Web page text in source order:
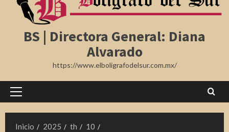
BS | Directora General: Diana
Alvarado
https://www.elboligrafodelsur.com.mx/
Menú
Inicio
2025 th
10